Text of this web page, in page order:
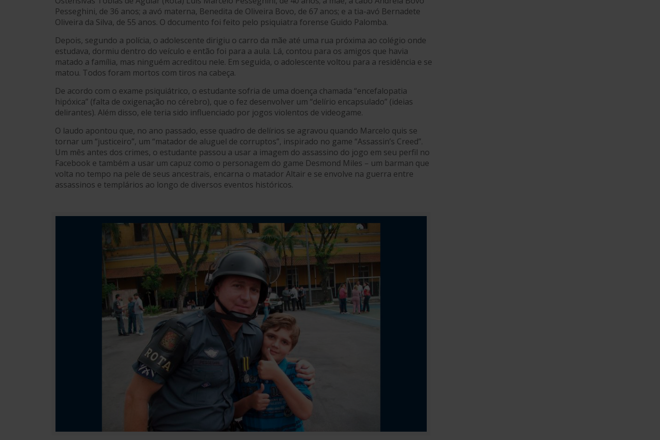
Pesseghini, de 36 anos; a avó materna, Benedita de Oliveira Bovo, de 67 anos; e a tia-avó Bernadete
Oliveira da Silva, de 55 anos. O documento foi feito pelo psiquiatra forense Guido Palomba.
Depois, segundo a polícia, o adolescente dirigiu o carro da mãe até uma rua próxima ao colégio onde
estudava, dormiu dentro do veículo e então foi para a aula. Lá, contou para os amigos que havia
matado a família, mas ninguém acreditou nele. Em seguida, o adolescente voltou para a residência e se
matou. Todos foram mortos com tiros na cabeça.
De acordo com o exame psiquiátrico, o estudante sofria de uma doença chamada “encefalopatia
hipóxica” (falta de oxigenação no cérebro), que o fez desenvolver um “delírio encapsulado” (ideias
delirantes). Além disso, ele teria sido influenciado por jogos violentos de videogame.
O laudo apontou que, no ano passado, esse quadro de delírios se agravou quando Marcelo quis se
tornar um “justiceiro”, um “matador de aluguel de corruptos”, inspirado no game “Assassin’s Creed”.
Um mês antes dos crimes, o estudante passou a usar a imagem do assassino do jogo em seu perfil no
Facebook e também a usar um capuz como o personagem do game Desmond Miles – um barman que
volta no tempo na pele de seus ancestrais, encarna o matador Altair e se envolve na guerra entre
assassinos e templários ao longo de diversos eventos históricos.